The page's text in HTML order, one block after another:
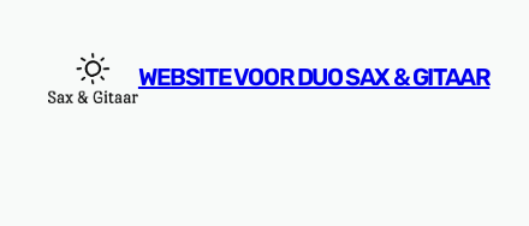
WEBSITE VOOR DUO SAX & GITAAR